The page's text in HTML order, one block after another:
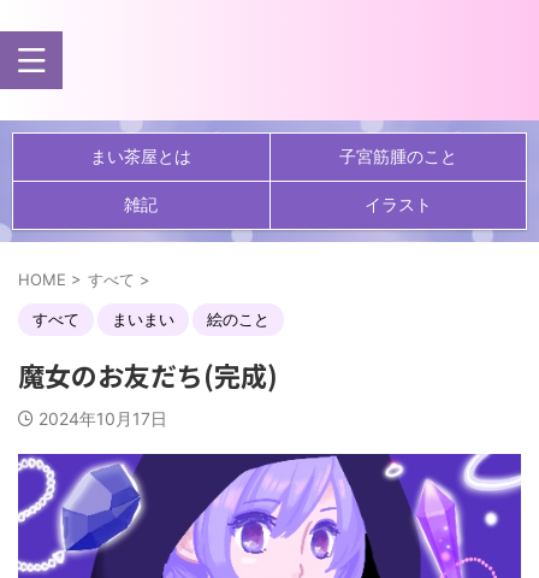
まい茶屋とは 子宮筋腫のこと
雑記 イラスト
HOME > すべて >
すべて まいまい 絵のこと
魔女のお友だち(完成)
2024年10月17日